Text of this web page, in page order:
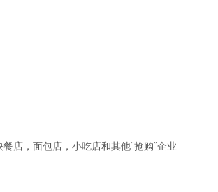
餐店，面包店，小吃店和其他“抢购”企业